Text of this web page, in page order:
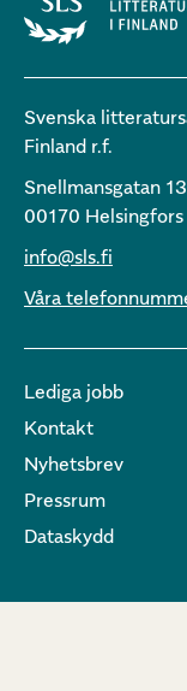
Svenska
Finland r.f.
Snellmansgatan 13
00170 Helsingfors
info@sls.fi
Våra
Lediga jobb
Kontakt
Nyhetsbrev
Pressrum
Dataskydd